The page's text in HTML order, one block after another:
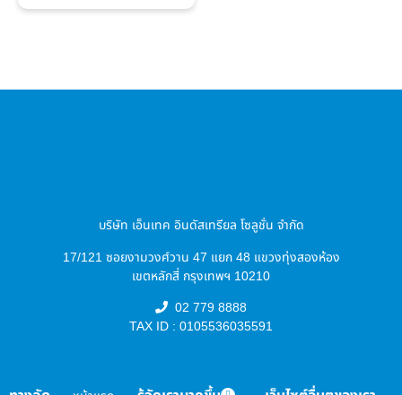
บริษัท เอ็นเทค อินดัสเทรียล โซลูชั่น จำกัด
17/121 ซอยงามวงศ์วาน 47 แยก 48 แขวงทุ่งสองห้อง
เขตหลักสี่ กรุงเทพฯ 10210
02 779 8888
TAX ID : 0105536035591